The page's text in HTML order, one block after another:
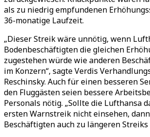
als zu niedrig empfundenen
36-monatige Laufzeit.
„Dieser Streik wäre unnötig, wenn
Bodenbeschäftigten die gleichen
zugestehen würde wie anderen
im Konzern“, sagte Verdis
Reschinsky. Auch für einen besseren
den Fluggästen seien bessere
Personals nötig. „Sollte die Lufthansa
ersten Warnstreik nicht einsehen,
Beschäftigten auch zu längeren Streiks